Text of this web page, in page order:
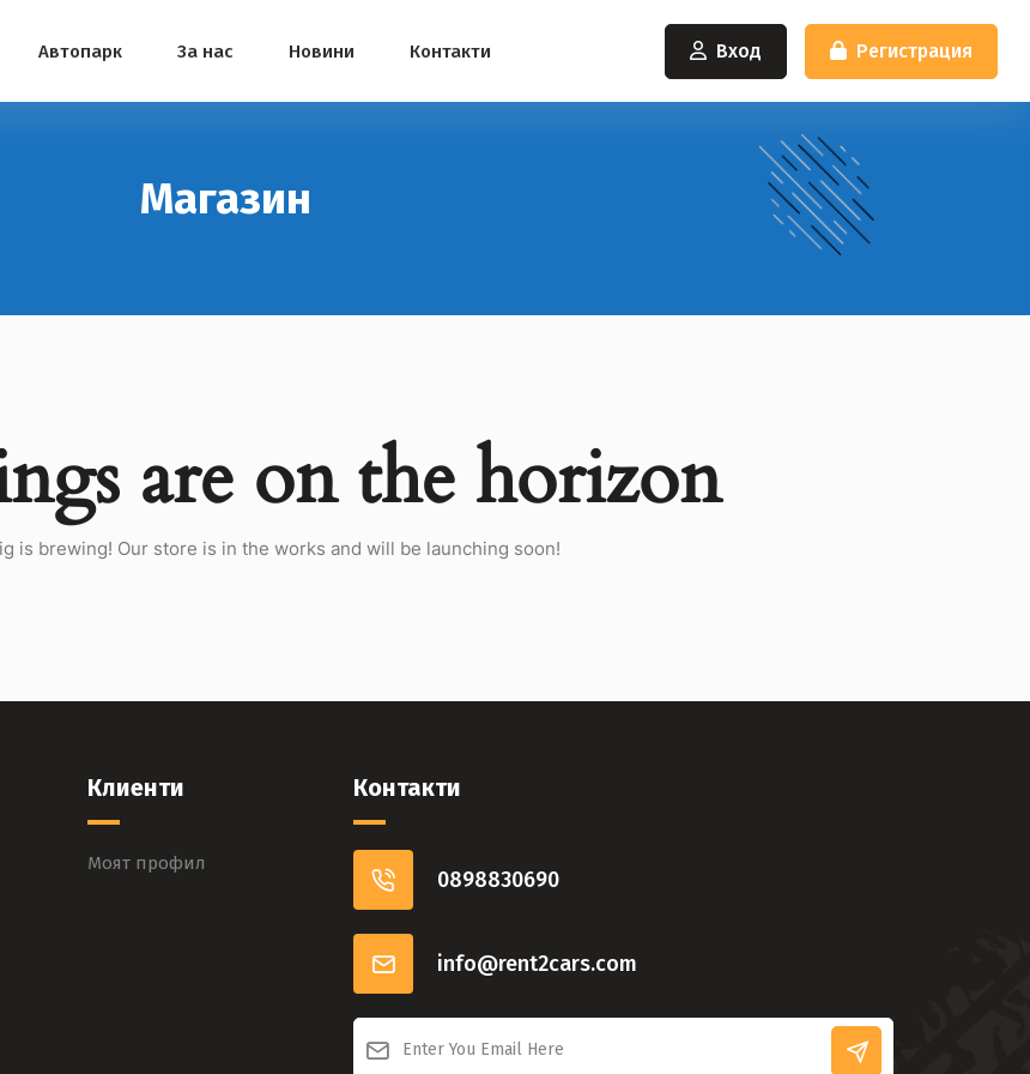
Автопарк За нас Новини Контакти Вход Регистрация
Магазин
are on the horizon
is brewing! Our store is in the works and will be launching soon!
Клиенти
Моят профил
Контакти
0898830690
info@rent2cars.com